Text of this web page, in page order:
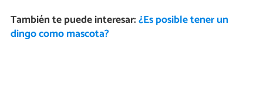
También te puede interesar:¿Es posible tener un
dingo como mascota?